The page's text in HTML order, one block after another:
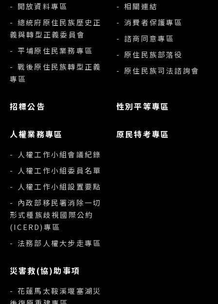
- 開放資料專區
- 總統府原住民族歷史正
義與轉型正義委員會
- 平埔原住民業務專區
- 戰後原住民族轉型正義
專區
- 相關連結
- 消費者保護專區
- 諮商同意專區
- 原住民族部落役
- 原住民族司法諮詢會
招標公告 性別平等專區
人權業務專區
- 人權工作小組會議紀錄
- 人權工作小組委員名單
- 人權工作小組設置要點
- 內政部移民署消除一切
形式種族歧視國際公約
(ICERD)專區
- 法務部人權大步走專區
原民特考專區
災害救(協)助事項
- 花蓮馬太鞍溪堰塞湖災